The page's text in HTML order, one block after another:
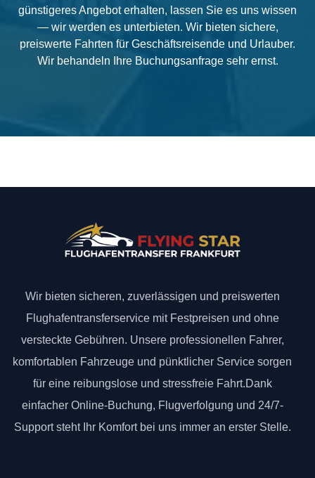
günstigeres Angebot erhalten, lassen Sie es uns wissen
— wir werden es unterbieten. Wir bieten sichere,
preiswerte Fahrten für Geschäftsreisende und Urlauber.
Wir behandeln Ihre Buchungsanfrage sehr ernst.
Wir bieten sicheren, zuverlässigen und preiswerten
Flughafentransferservice mit Festpreisen und ohne
versteckte Gebühren. Unsere professionellen Fahrer,
komfortablen Fahrzeuge und pünktlicher Service sorgen
für eine reibungslose und stressfreie Fahrt.Dank
einfacher Online-Buchung, Flugverfolgung und 24/7-
Support steht Ihr Komfort bei uns immer an erster Stelle.